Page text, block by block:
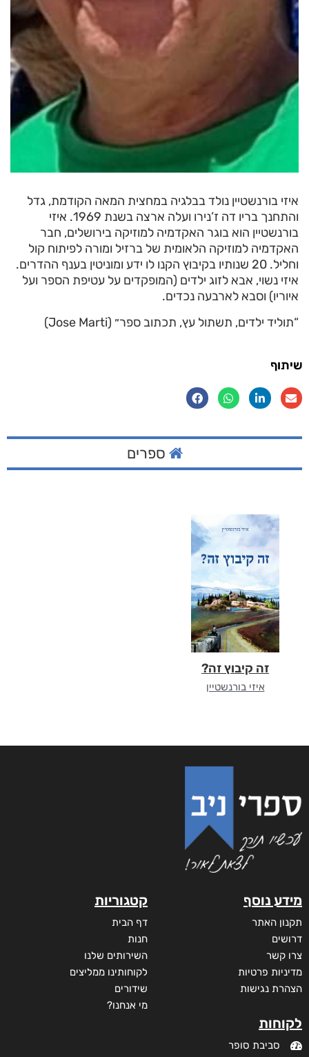
איזי בורנשטיין נולד בבלגיה במחצית המאה הקודמת, גדל
והתחנך בריו דה ז’נירו ועלה ארצה בשנת 1969. איזי
בורנשטיין הוא בוגר האקדמיה למוזיקה בירושלים, חבר
האקדמיה למוזיקה הלאומית של ברזיל ומורה לפיתוח קול
וחליל. 20 שנותיו בקיבוץ הקנו לו ידע ומוניטין בענף ההדרים.
איזי נשוי, אבא לזוג ילדים (המופקדים על עטיפת הספר ועל
איוריו) וסבא לארבעה נכדים.
“תוליד ילדים, תשתול עץ, תכתוב ספר״ (Jose Marti)
שיתוף
ספרים
זה קיבוץ זה?
איזי בורנשטיין
מידע נוסף
תקנון האתר
דרושים
צרו קשר
מדיניות פרטיות
הצהרת נגישות
לקוחות
סביבת סופר
קטגוריות
דף הבית
חנות
השירותים שלנו
לקוחותינו ממליצים
שידורים
מי אנחנו?